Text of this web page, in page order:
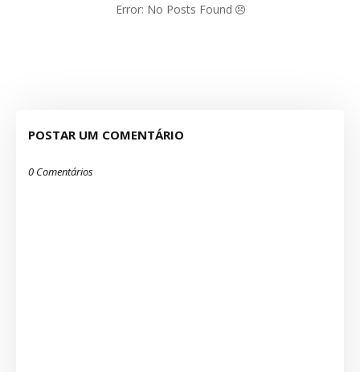
Error: No Posts Found
POSTAR UM COMENTÁRIO
0 Comentários